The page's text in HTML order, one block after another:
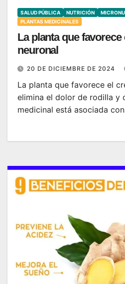
SALUD PÚBLICA NUTRICIÓN
PLANTAS MEDICINALES
La planta que
neuronal
20 DE DICIEMBRE DE 2024
La planta que favorece el
elimina el dolor de rodilla y
medicinal está asociada